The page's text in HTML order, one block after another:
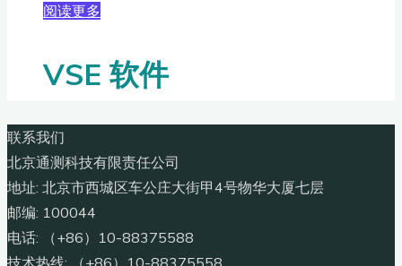
阅读更多
VSE 软件
联系我们
北京通测科技有限责任公司
地址: 北京市西城区车公庄大街甲4号物华大厦七层
邮编: 100044
电话: （+86）10-88375588